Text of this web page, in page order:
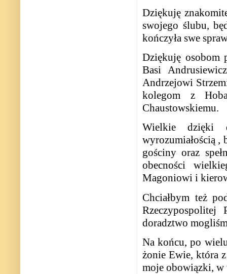
Dziękuję
swojego ślubu,
kończyła swe
Dziękuję osobom
Basi
Andrzejowi
kolegom z
Chaustowskiemu.
Wielkie dzięki
wyrozumiałością ,
gościny oraz
obecności
Magoniowi i
Chciałbym też
doradztwo
Na końcu, po
żonie Ewie, która
moje obowiązki,